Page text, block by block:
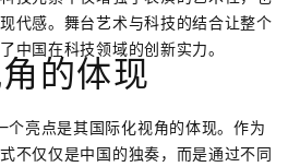
代感。舞台艺术与科技的结合让整个
中国在科技领域的创新实力。
的体现
亮点是其国际化视角的体现。作为
不仅仅是中国的独奏，而是通过不同